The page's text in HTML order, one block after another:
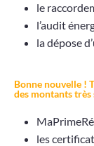
le
l’audit
la dépose
Bonne nouvelle !
des montants
les